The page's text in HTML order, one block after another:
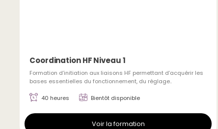
Coordination HF Niveau 1
Formation d’initiation aux liaisons HF permettant d’acquérir les
bases essentielles du fonctionnement, du réglage..
40 heures Bientôt disponible
Voir la formation